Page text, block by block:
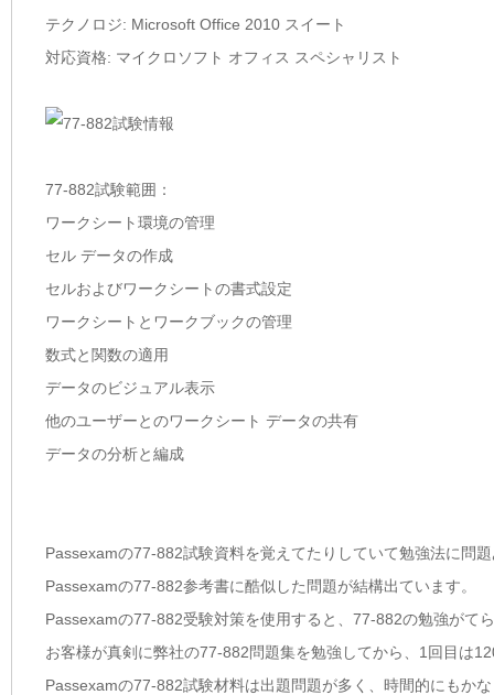
テクノロジ: Microsoft Office 2010 スイート
対応資格: マイクロソフト オフィス スペシャリスト
77-882試験範囲：
ワークシート環境の管理
セル データの作成
セルおよびワークシートの書式設定
ワークシートとワークブックの管理
数式と関数の適用
データのビジュアル表示
他のユーザーとのワークシート データの共有
データの分析と編成
Passexamの77-882試験資料を覚えてたりしていて勉強法に問
Passexamの77-882参考書に酷似した問題が結構出ています。
Passexamの77-882受験対策を使用すると、77-882の勉強がて
お客様が真剣に弊社の77-882問題集を勉強してから、1回目は
Passexamの77-882試験材料は出題問題が多く、時間的にもか